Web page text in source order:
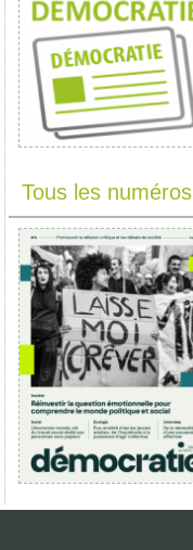
Tous les numéros